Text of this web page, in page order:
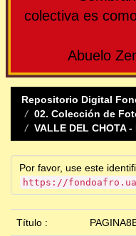
colectiva es
Abuelo
Repositorio Digital
02. Colección de
VALLE DEL CHOTA
Por favor, use este
https://
Título :